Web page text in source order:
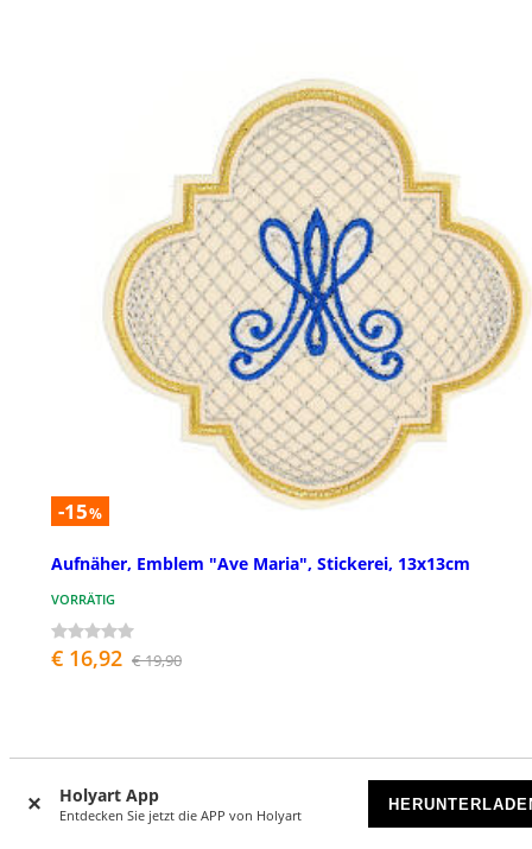
Holyart App
Entdecken Sie jetzt die APP von Holyart
-15%
Aufnäher, Emblem "Ave Maria", Stickerei, 13x13cm
VORRÄTIG
€ 16,92 € 19,90